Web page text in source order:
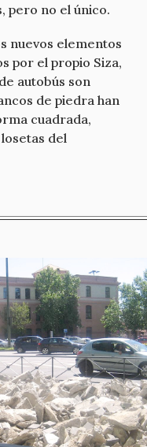
pero no el único.
nuevos elementos
por el propio Siza,
autobús son
de piedra han
cuadrada,
del